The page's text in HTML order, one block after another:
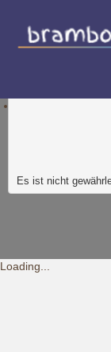
D
Es ist nicht
Loading...